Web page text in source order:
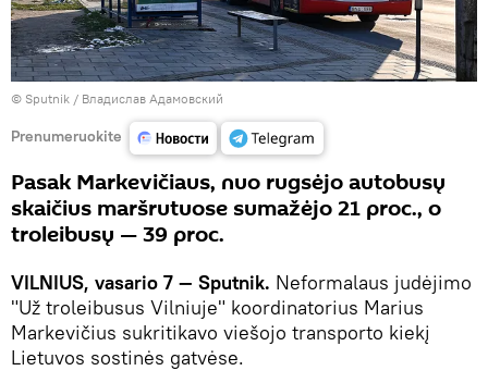
© Sputnik / Владислав Адамовский
Prenumeruokite
Pasak Markevičiaus, nuo rugsėjo autobusų
skaičius maršrutuose sumažėjo 21 proc., o
troleibusų — 39 proc.
VILNIUS, vasario 7 — Sputnik. Neformalaus judėjimo
"Už troleibusus Vilniuje" koordinatorius Marius
Markevičius sukritikavo viešojo transporto kiekį
Lietuvos sostinės gatvėse.